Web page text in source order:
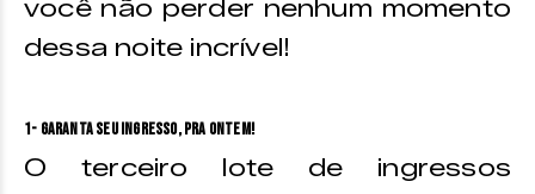
você não perder nenhum momento
dessa noite incrível!
1- Garanta seu ingresso, pra ontem!
O terceiro lote de ingressos